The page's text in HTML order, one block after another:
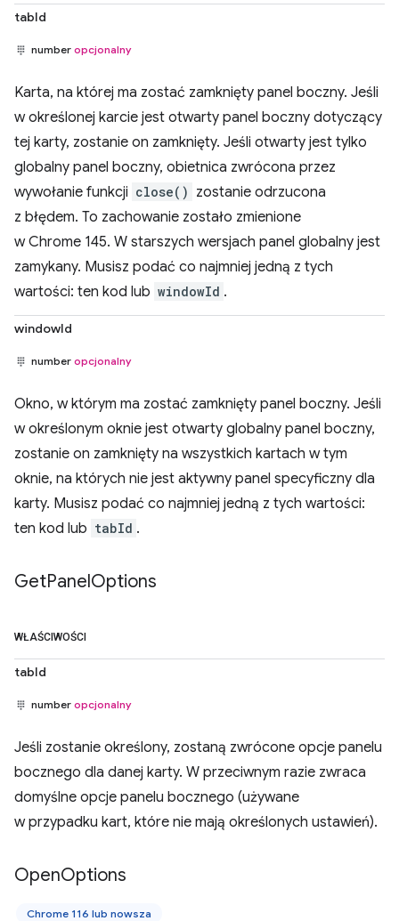
tabId
number opcjonalny
Karta, na której ma zostać zamknięty panel boczny. Jeśli
w określonej karcie jest otwarty panel boczny dotyczący
tej karty, zostanie on zamknięty. Jeśli otwarty jest tylko
globalny panel boczny, obietnica zwrócona przez
wywołanie funkcji close() zostanie odrzucona
z błędem. To zachowanie zostało zmienione
w Chrome 145. W starszych wersjach panel globalny jest
zamykany. Musisz podać co najmniej jedną z tych
wartości: ten kod lub windowId .
windowId
number opcjonalny
Okno, w którym ma zostać zamknięty panel boczny. Jeśli
w określonym oknie jest otwarty globalny panel boczny,
zostanie on zamknięty na wszystkich kartach w tym
oknie, na których nie jest aktywny panel specyficzny dla
karty. Musisz podać co najmniej jedną z tych wartości:
ten kod lub tabId .
GetPanelOptions
WŁAŚCIWOŚCI
tabId
number opcjonalny
Jeśli zostanie określony, zostaną zwrócone opcje panelu
bocznego dla danej karty. W przeciwnym razie zwraca
domyślne opcje panelu bocznego (używane
w przypadku kart, które nie mają określonych ustawień).
OpenOptions
Chrome 116 lub nowsza